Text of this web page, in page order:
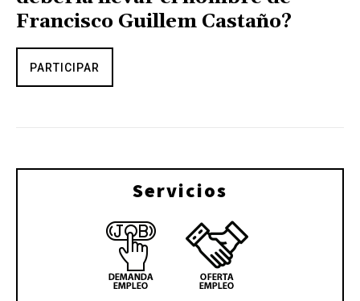
Francisco Guillem Castaño?
PARTICIPAR
Servicios